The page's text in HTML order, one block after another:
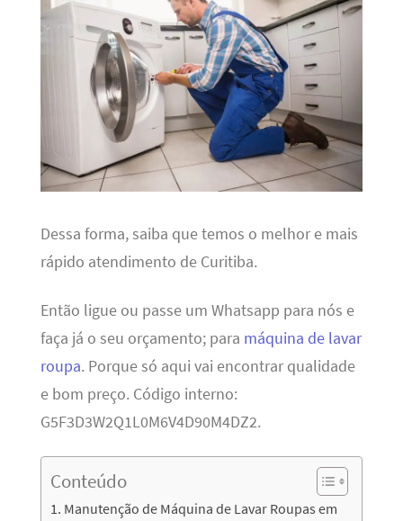
Dessa forma, saiba que temos o melhor e mais
rápido atendimento de Curitiba.
Então ligue ou passe um Whatsapp para nós e
faça já o seu orçamento; para máquina de lavar
roupa. Porque só aqui vai encontrar qualidade
e bom preço. Código interno:
G5F3D3W2Q1L0M6V4D90M4DZ2.
Conteúdo
Manutenção de Máquina de Lavar Roupas em